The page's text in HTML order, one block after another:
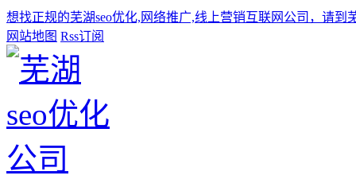
想找正规的芜湖seo优化,网络推广,线上营销互联网公司，请到
网站地图 Rss订阅